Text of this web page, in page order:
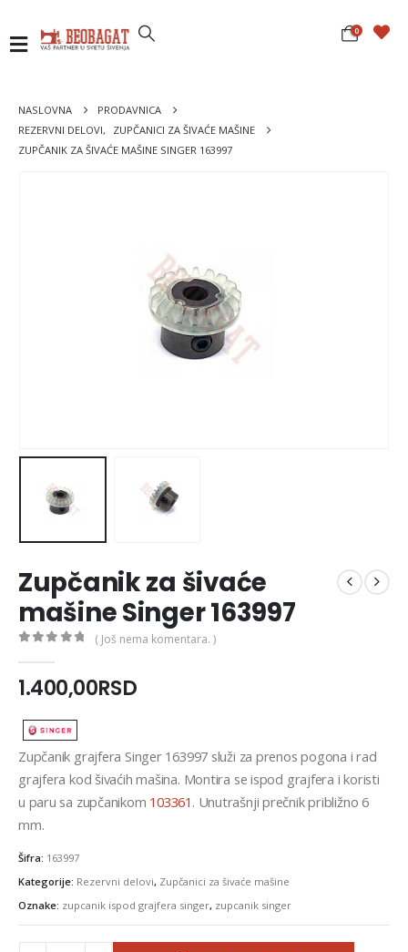
0
NASLOVNA
PRODAVNICA
REZERVNI DELOVI,
ZUPČANICI ZA ŠIVAĆE MAŠINE
ZUPČANIK ZA ŠIVAĆE MAŠINE SINGER 163997
Zupčanik za šivaće
mašine Singer 163997
( Još nema komentara. )
1.400,00RSD
Zupčanik grajfera Singer 163997 služi za prenos pogona i rad
grajfera kod šivaćih mašina. Montira se ispod grajfera i koristi
u paru sa zupčanikom 103361 . Unutrašnji prečnik približno 6
mm.
Šifra: 163997
Kategorije: Rezervni delovi, Zupčanici za šivaće mašine
Oznake: zupcanik ispod grajfera singer, zupcanik singer